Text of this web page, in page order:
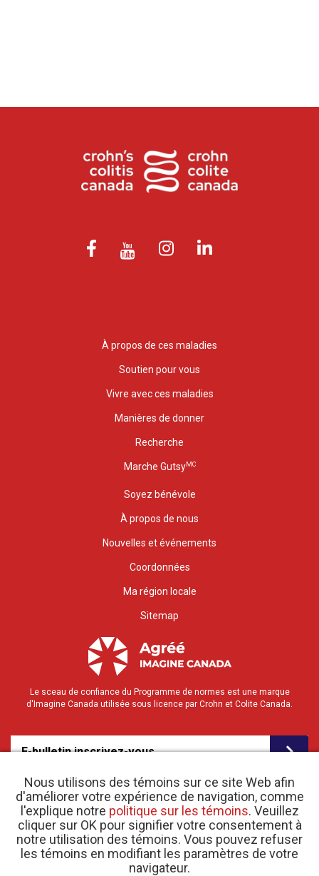
Nous utilisons des témoins sur ce site Web afin
d'améliorer votre expérience de navigation, comme
l'explique notre politique sur les témoins. Veuillez
cliquer sur OK pour signifier votre consentement à
notre utilisation des témoins. Vous pouvez refuser
les témoins en modifiant les paramètres de votre
navigateur.
À propos de ces maladies
Soutien pour vous
Vivre avec ces maladies
Manières de donner
Recherche
Marche GutsyMC
Soyez bénévole
À propos de nous
Nouvelles et événements
Coordonnées
Ma région locale
Sitemap
Le sceau de confiance du Programme de normes est une marque
d'Imagine Canada utilisée sous licence par Crohn et Colite Canada.
E-bulletin inscrivez-vous
© 2026 Crohn et Colite Canada |Politique de confidentialité